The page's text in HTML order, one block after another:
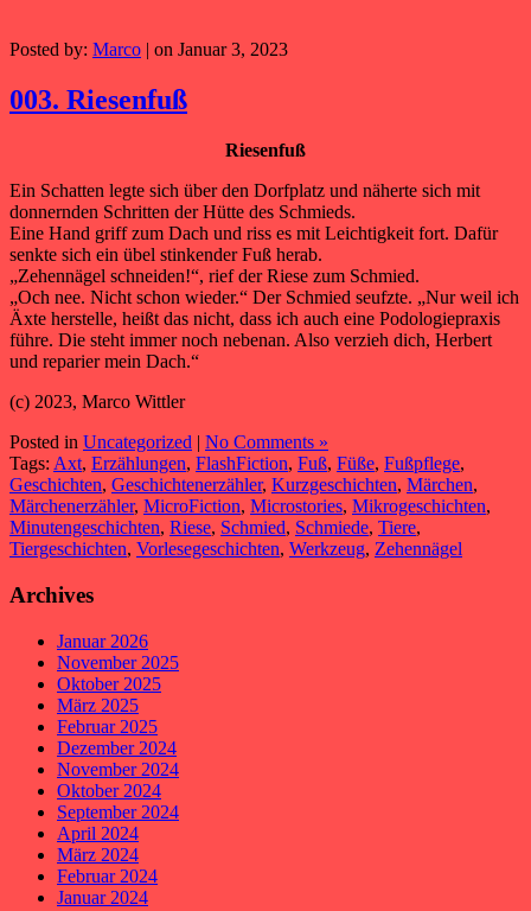
Posted by: Marco | on Januar 3, 2023
003. Riesenfuß
Riesenfuß
Ein Schatten legte sich über den Dorfplatz und näherte sich mit
donnernden Schritten der Hütte des Schmieds.
Eine Hand griff zum Dach und riss es mit Leichtigkeit fort. Dafür
senkte sich ein übel stinkender Fuß herab.
„Zehennägel schneiden!“, rief der Riese zum Schmied.
„Och nee. Nicht schon wieder.“ Der Schmied seufzte. „Nur weil ich
Äxte herstelle, heißt das nicht, dass ich auch eine Podologiepraxis
führe. Die steht immer noch nebenan. Also verzieh dich, Herbert
und reparier mein Dach.“
(c) 2023, Marco Wittler
Posted in Uncategorized | No Comments »
Tags: Axt, Erzählungen, FlashFiction, Fuß, Füße, Fußpflege,
Geschichten, Geschichtenerzähler, Kurzgeschichten, Märchen,
Märchenerzähler, MicroFiction, Microstories, Mikrogeschichten,
Minutengeschichten, Riese, Schmied, Schmiede, Tiere,
Tiergeschichten, Vorlesegeschichten, Werkzeug, Zehennägel
Archives
Januar 2026
November 2025
Oktober 2025
März 2025
Februar 2025
Dezember 2024
November 2024
Oktober 2024
September 2024
April 2024
März 2024
Februar 2024
Januar 2024